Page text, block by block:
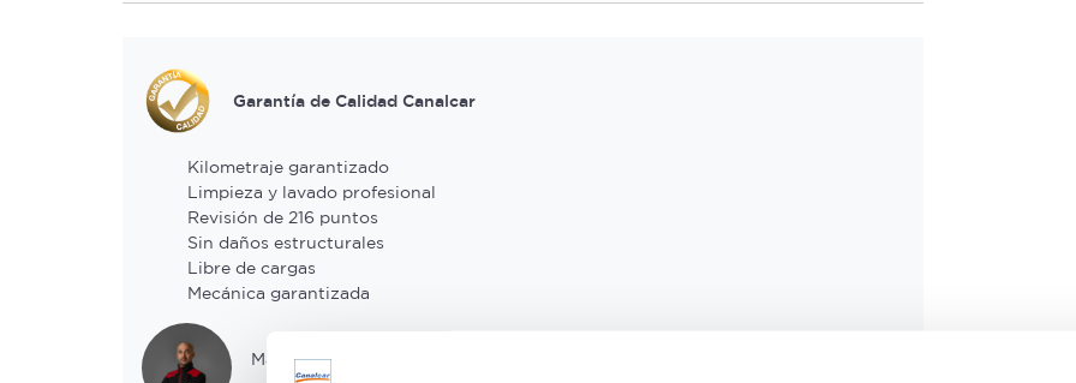
Garantía de Calidad Canalcar
Kilometraje garantizado
Limpieza y lavado profesional
Revisión de 216 puntos
Sin daños estructurales
Libre de cargas
Mecánica garantizada
Mario ha revisado este coche.